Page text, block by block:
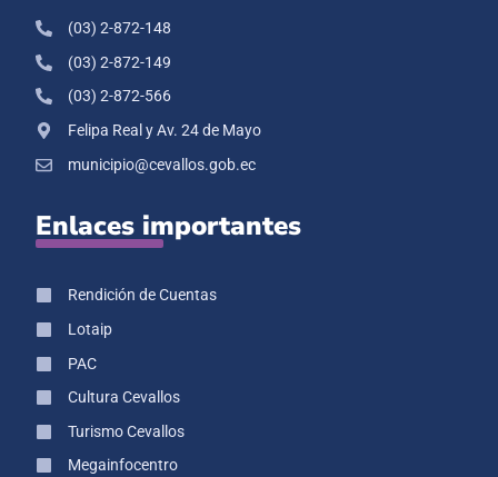
(03) 2-872-148
(03) 2-872-149
(03) 2-872-566
Felipa Real y Av. 24 de Mayo
municipio@cevallos.gob.ec
Enlaces importantes
Rendición de Cuentas
Lotaip
PAC
Cultura Cevallos
Turismo Cevallos
Megainfocentro